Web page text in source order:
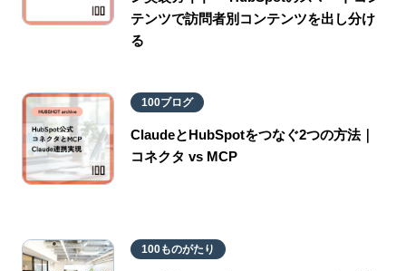
テンツで訪問者別コンテンツを出し分け
る
100ブログ
ClaudeとHubSpotをつなぐ2つの方法｜
コネクタ vs MCP
100ものがたり